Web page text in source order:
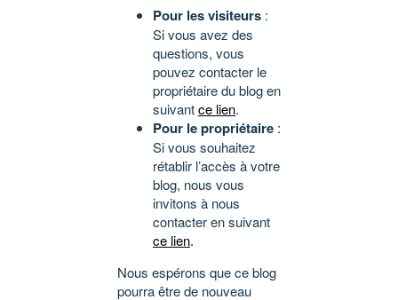
Pour les visiteurs :
Si vous avez des
questions, vous
pouvez contacter le
propriétaire du blog en
suivantce lien.
Pour le propriétaire :
Si vous souhaitez
rétablir l’accès à votre
blog, nous vous
invitons à nous
contacter en suivant
ce lien.
Nous espérons que ce blog
pourra être de nouveau